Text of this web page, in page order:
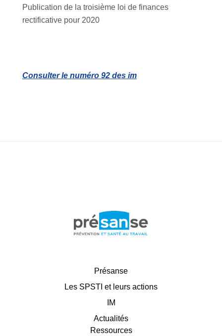
Publication de la troisième loi de finances
rectificative pour 2020
Consulter le numéro 92 des im
Présanse
Les SPSTI et leurs actions
IM
Actualités
Ressources